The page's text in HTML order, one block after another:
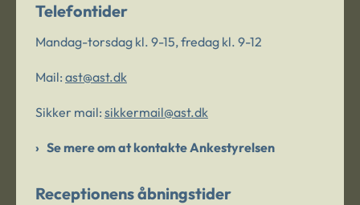
Telefontider
Mandag-torsdag kl. 9-15, fredag kl. 9-12
Mail: ast@ast.dk
Sikker mail: sikkermail@ast.dk
Se mere om at kontakte Ankestyrelsen
Receptionens åbningstider